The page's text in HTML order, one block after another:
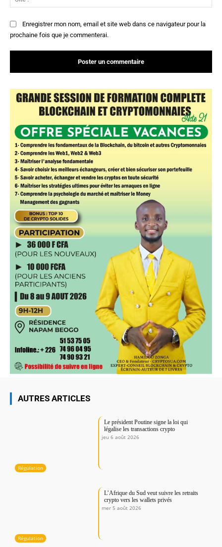
:
Enregistrer mon nom, email et site web dans ce navigateur pour la
prochaine fois que je commenterai.
AUTRES ARTICLES
Régulation
Le président Poutine signe la loi qui
légalise les transactions crypto
jeu 6 août 2026
Régulation
L’Afrique du Sud veut suivre les retraits
crypto vers les wallets privés
mer 5 août 2026